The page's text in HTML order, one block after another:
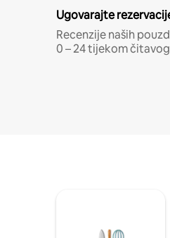
Ugovarajte
Recenzije naših
0 – 24 tijekom